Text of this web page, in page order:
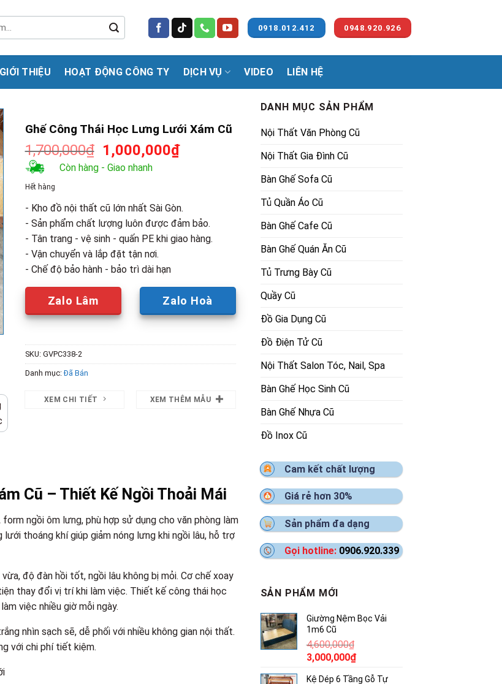
0918.012.412 0948.920.926
GIỚI THIỆU HOẠT ĐỘNG CÔNG TY DỊCH VỤ VIDEO LIÊN HỆ
Ghế Công Thái Học Lưng Lưới Xám Cũ
1,700,000₫ Giá
gốc
1,000,000₫Giá
1,000,000₫.
Còn hàng - Giao nhanh
Hết hàng
- Kho đồ nội thất cũ lớn nhất Sài Gòn.
- Sản phẩm chất lượng luôn được đảm bảo.
- Tân trang - vệ sinh - quấn PE khi giao hàng.
- Vận chuyển và lắp đặt tận nơi.
- Chế độ bảo hành - bảo trì dài hạn
Zalo Lâm Zalo Hoà
SKU: GVPC338-2
Danh mục:Đã Bán
XEM CHI TIẾT XEM THÊM MẪU
Cũ – Thiết Kế Ngồi Thoải Mái
ngồi ôm lưng, phù hợp sử dụng cho văn phòng làm
thoáng khí giúp giảm nóng lưng khi ngồi lâu, hỗ trợ
độ đàn hồi tốt, ngồi lâu không bị mỏi. Cơ chế xoay
thay đổi vị trí khi làm việc. Thiết kế công thái học
việc nhiều giờ mỗi ngày.
nhìn sạch sẽ, dễ phối với nhiều không gian nội thất.
với chi phí tiết kiệm.
DANH MỤC SẢN PHẨM
Nội Thất Văn Phòng Cũ
Nội Thất Gia Đình Cũ
Bàn Ghế Sofa Cũ
Tủ Quần Áo Cũ
Bàn Ghế Cafe Cũ
Bàn Ghế Quán Ăn Cũ
Tủ Trưng Bày Cũ
Quầy Cũ
Đồ Gia Dụng Cũ
Đồ Điện Tử Cũ
Nội Thất Salon Tóc, Nail, Spa
Bàn Ghế Học Sinh Cũ
Bàn Ghế Nhựa Cũ
Đồ Inox Cũ
Cam kết chất lượng
Giá rẻ hơn 30%
Sản phẩm đa dạng
Gọi hotline: 0906.920.339
SẢN PHẨM MỚI
Giường Nệm Bọc Vải
1m6 Cũ
4,600,000₫
Giá
3,000,000₫Giá
Kệ Dép 6 Tầng Gỗ Tự